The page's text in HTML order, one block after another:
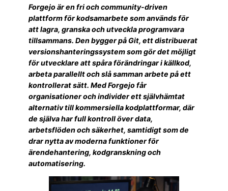
Forgejo är en fri och community-driven
plattform för kodsamarbete som används för
att lagra, granska och utveckla programvara
tillsammans. Den bygger på Git, ett distribuerat
versionshanteringssystem som gör det möjligt
för utvecklare att spåra förändringar i källkod,
arbeta parallellt och slå samman arbete på ett
kontrollerat sätt. Med Forgejo får
organisationer och individer ett självhämtat
alternativ till kommersiella kodplattformar, där
de själva har full kontroll över data,
arbetsflöden och säkerhet, samtidigt som de
drar nytta av moderna funktioner för
ärendehantering, kodgranskning och
automatisering.